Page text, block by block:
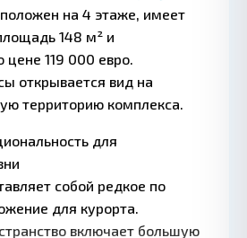
на 4 этаже, имеет
148 м² и
цене 119 000 евро.
открывается вид на
территорию комплекса.
для
собой редкое по
для курорта.
включает большуюOpenStreetMap